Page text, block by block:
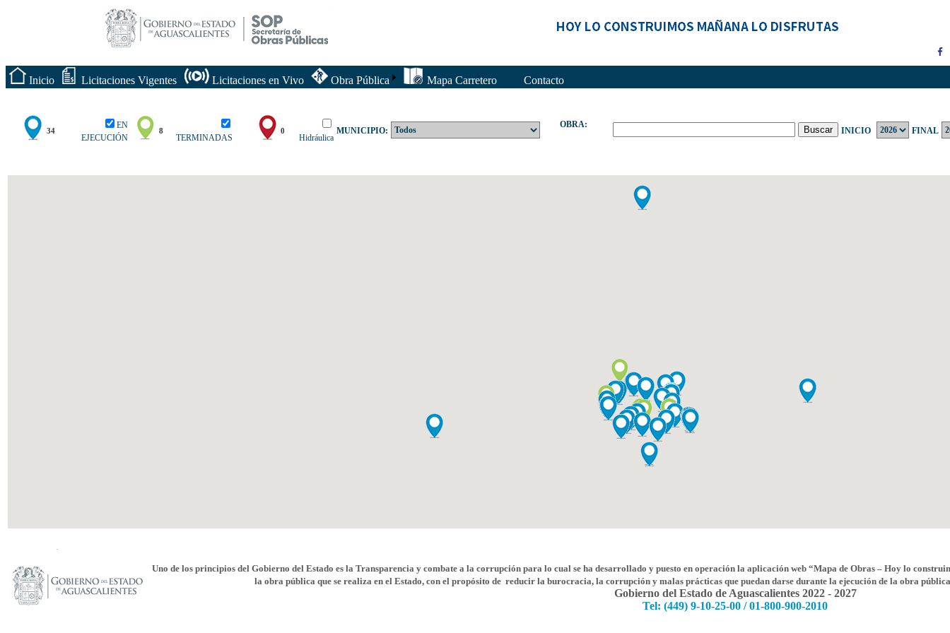
Inicio Licitaciones Vigentes Licitaciones en Vivo Obra Pública Mapa Carretero Contacto
34
EN
EJECUCIÓN
8
TERMINADAS
0
Hidráulica
MUNICIPIO:
OBRA:
INICIO FINAL
Uno de los principios del Gobierno del Estado es la Transparencia y combate a la corrupción para lo cual se ha desarrollado y puesto en operación la aplicación web “Mapa de Obras – Hoy lo
la obra pública que se realiza en el Estado, con el propósito de reducir la burocracia, la corrupción y malas prácticas que puedan darse durante la ejecución de la obra
Gobierno del Estado de Aguascalientes 2022 - 2027
Tel: (449) 9-10-25-00 / 01-800-900-2010